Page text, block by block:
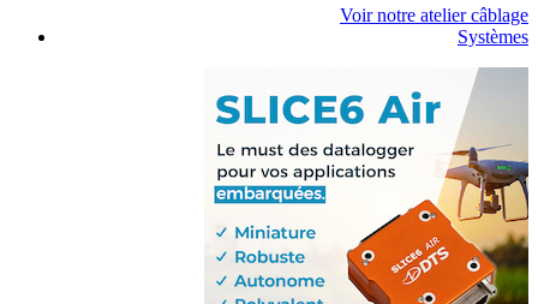
Voir notre atelier câblage
Systèmes